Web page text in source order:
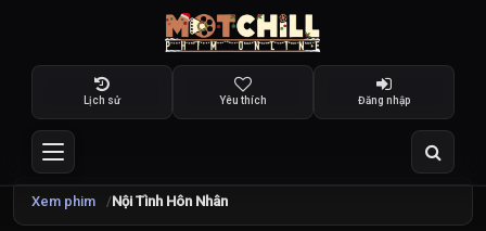
Lịch sử Yêu thích Đăng nhập
Xem phim Nội Tình Hôn Nhân